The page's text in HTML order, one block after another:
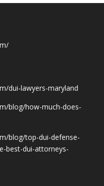
dui-lawyers-maryland
blog/how-much-does-
blog/top-dui-defense-
best-dui-attorneys-